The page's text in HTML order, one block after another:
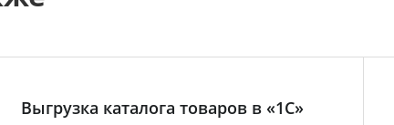
Выгрузка каталога товаров в «1С»